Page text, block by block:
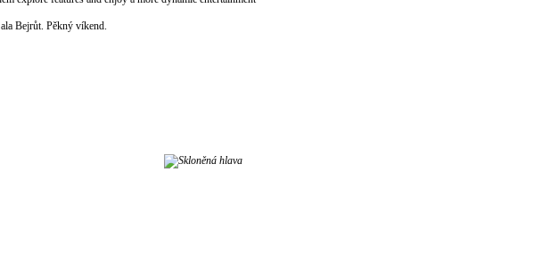
Bejrůt. Pěkný víkend.